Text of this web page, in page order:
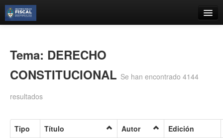
Búsqueda Avanzada
Estantes Virtuales
Tema: DERECHO
CONSTITUCIONAL Se han encontrado 4144
resultados
Tipo Título Autor Edición